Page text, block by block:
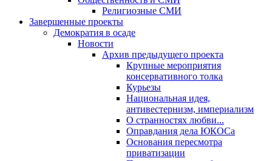
Религиозные СМИ
Завершенные проекты
Демократия в осаде
Новости
Архив предыдущего проекта
Крупные мероприятия
консервативного толка
Курьезы
Национальная идея,
антивестернизм, империализм
О странностях любви...
Оправдания дела ЮКОСа
Основания пересмотра
приватизации